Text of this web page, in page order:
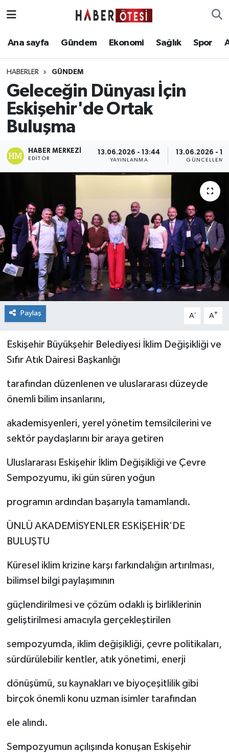
Ana sayfa Gündem Ekonomi Sağlık Spor
HABERLER GÜNDEM
Geleceğin Dünyası İçin
Eskişehir'de Ortak
Buluşma
HABER MERKEZI
EDITÖR
13.06.2026 - 13:44
YAYINLANMA
13.06.2026 -
GÜNCELLEME
Paylaş A- A+
Eskişehir Büyükşehir Belediyesi İklim Değişikliği ve
Sıfır Atık Dairesi Başkanlığı
tarafından düzenlenen ve uluslararası düzeyde
önemli bilim insanlarını,
akademisyenleri, yerel yönetim temsilcilerini ve
sektör paydaşlarını bir araya getiren
Uluslararası Eskişehir İklim Değişikliği ve Çevre
Sempozyumu, iki gün süren yoğun
programın ardından başarıyla tamamlandı.
ÜNLÜ AKADEMİSYENLER ESKİŞEHİR’DE
BULUŞTU
Küresel iklim krizine karşı farkındalığın artırılması,
bilimsel bilgi paylaşımının
güçlendirilmesi ve çözüm odaklı iş birliklerinin
geliştirilmesi amacıyla gerçekleştirilen
sempozyumda, iklim değişikliği, çevre politikaları,
sürdürülebilir kentler, atık yönetimi, enerji
dönüşümü, su kaynakları ve biyoçeşitlilik gibi
birçok önemli konu uzman isimler tarafından
ele alındı.
Sempozyumun açılışında konuşan Eskişehir
Ana sayfa
Ekonomi
Sağlık
Eskişehir Nöbetçi Eczaneler
Eskişehir Namaz Vakitleri
Eskişehir Trafik Yoğunluk Haritası
Son Dakika Haberleri
Haber Arşivi